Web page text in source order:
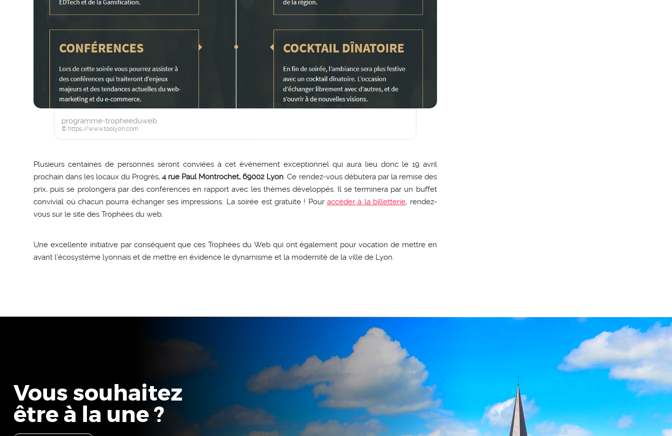
programme-tropheeduweb
© https://www.toolyon.com
Plusieurs centaines de personnes seront conviées à cet événement exceptionnel qui aura lieu donc le 19 avril
prochain dans les locaux du Progrès,4 rue Paul Montrochet, 69002 Lyon. Ce rendez-vous débutera par la remise des
prix, puis se prolongera par des conférences en rapport avec les thèmes développés. Il se terminera par un buffet
convivial où chacun pourra échanger ses impressions. La soirée est gratuite ! Pouraccéder à la billetterie, rendez-
vous sur le site des Trophées du web.
Une excellente initiative par conséquent que ces Trophées du Web qui ont également pour vocation de mettre en
avant l’écosystème lyonnais et de mettre en évidence le dynamisme et la modernité de la ville de Lyon.
Vous souhaitez
être à la une ?